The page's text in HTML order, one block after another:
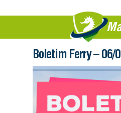
Boletim Ferry – 06/